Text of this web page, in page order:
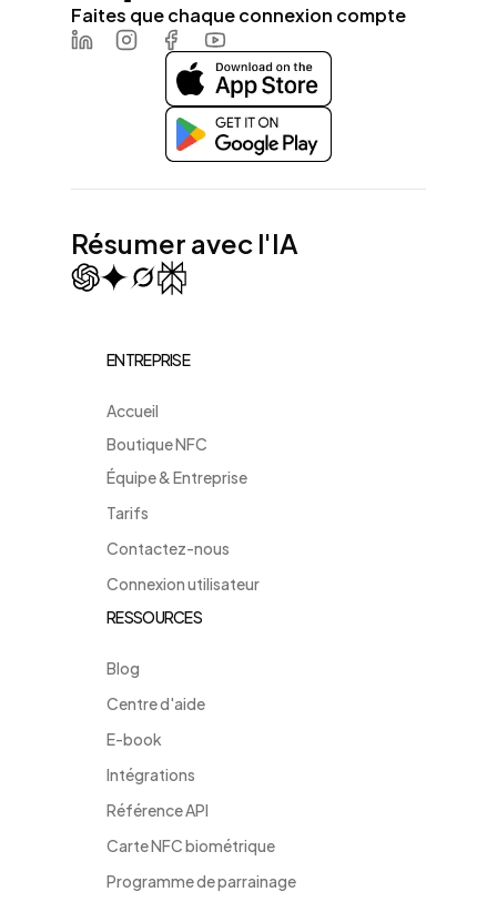
Faites que chaque connexion compte
InstagramFacebookYoutube
Résumer avec l'IA
ENTREPRISE
Accueil
Boutique NFC
Équipe & Entreprise
Tarifs
Contactez-nous
Connexion utilisateur
RESSOURCES
Blog
Centre d'aide
E-book
Intégrations
Référence API
Carte NFC biométrique
Programme de parrainage